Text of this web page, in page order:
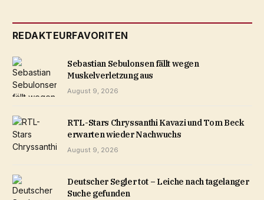
REDAKTEURFAVORITEN
Sebastian Sebulonsen fällt wegen
Muskelverletzung aus
August 9, 2026
RTL-Stars Chryssanthi Kavazi und Tom Beck
erwarten wieder Nachwuchs
August 9, 2026
Deutscher Segler tot – Leiche nach tagelanger
Suche gefunden